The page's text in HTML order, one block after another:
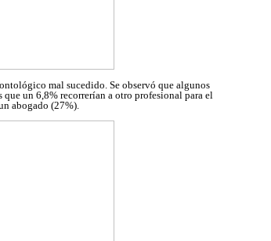
mal sucedido. Se observó que algunos
un 6,8% recorrerían a otro profesional para el
abogado (27%).